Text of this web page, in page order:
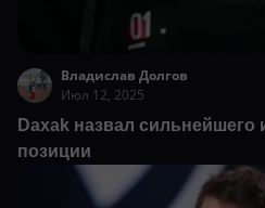
Владислав Долгов
Июл 12, 2025
Daxak назвал сильнейшего
позиции